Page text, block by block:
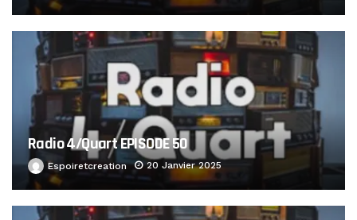
Radio 4/Quart EPISODE 50
Espoiretcreation 20 Janvier 2025